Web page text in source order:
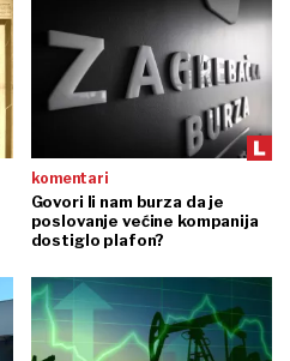
komentari
Govori li nam burza da je
poslovanje većine kompanija
dostiglo plafon?